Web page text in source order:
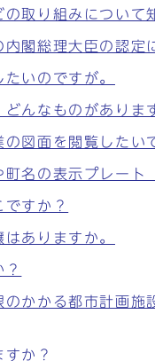
取り組みについて
閣総理大臣の認定
いのですが。
んなものがありま
図面を閲覧したい
名の表示プレート
すか？
ありますか。
かかる都市計画
か？